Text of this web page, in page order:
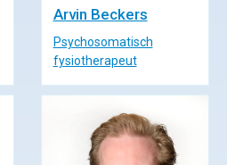
Arvin Beckers
Psychosomatisch
fysiotherapeut